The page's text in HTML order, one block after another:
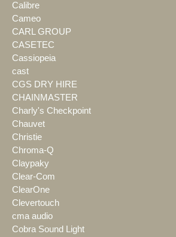
Calibre
Cameo
CARL GROUP
CASETEC
Cassiopeia
cast
CGS DRY HIRE
CHAINMASTER
Charly's Checkpoint
Chauvet
Christie
Chroma-Q
Claypaky
Clear-Com
ClearOne
Clevertouch
cma audio
Cobra Sound Light